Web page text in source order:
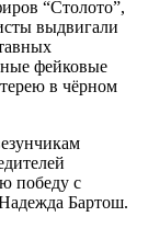
“Столото”,
выдвигали
фейковые
в чёрном
победу с
Бартош.